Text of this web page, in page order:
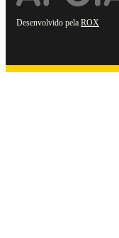
Desenvolvido pela ROX